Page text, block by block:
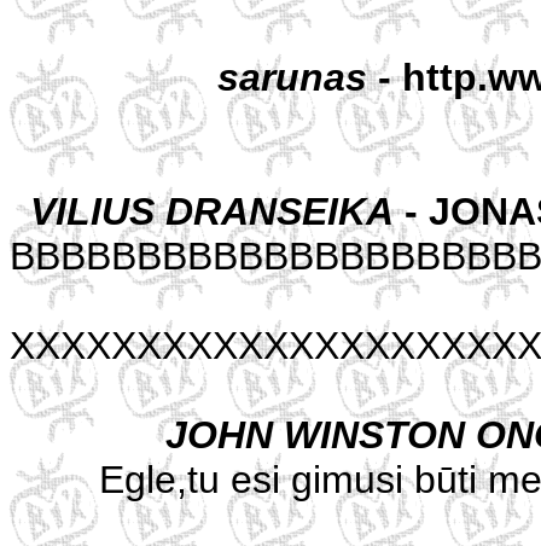
sarunas-
VILIUS DRANSEIKA-
JOHN WINSTON
Egle,tu esi gimusi būti